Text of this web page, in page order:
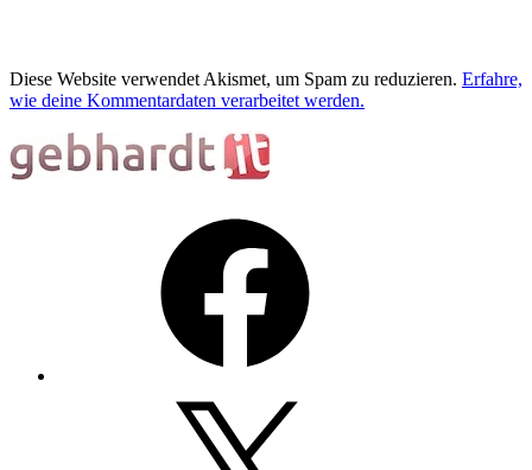
Diese Website verwendet Akismet, um Spam zu reduzieren. Erfahre,
wie deine Kommentardaten verarbeitet werden.